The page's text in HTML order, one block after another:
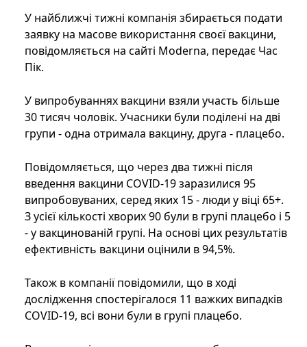
У найближчі тижні компанія збирається подати
заявку на масове використання своєї вакцини,
повідомляється на сайті Moderna, передає Час
Пік.
У випробуваннях вакцини взяли участь більше
30 тисяч чоловік. Учасники були поділені на дві
групи - одна отримала вакцину, друга - плацебо.
Повідомляється, що через два тижні після
введення вакцини COVID-19 заразилися 95
випробовуваних, серед яких 15 - люди у віці 65+.
З усієї кількості хворих 90 були в групі плацебо і 5
- у вакцинованій групі. На основі цих результатів
ефективність вакцини оцінили в 94,5%.
Також в компанії повідомили, що в ході
дослідження спостерігалося 11 важких випадків
COVID-19, всі вони були в групі плацебо.